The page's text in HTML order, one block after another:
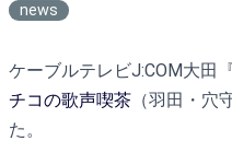
news
ケーブルテレビJ:COM大田
チコの歌声喫茶 （羽田・穴
た。